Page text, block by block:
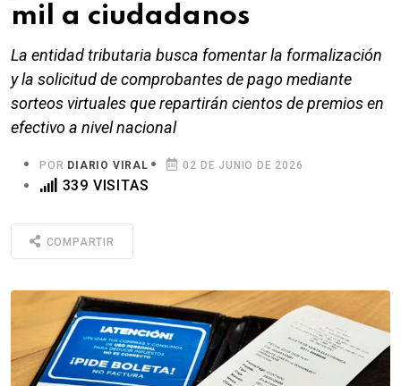
mil a ciudadanos
La entidad tributaria busca fomentar la formalización
y la solicitud de comprobantes de pago mediante
sorteos virtuales que repartirán cientos de premios en
efectivo a nivel nacional
POR DIARIO VIRAL 02 DE JUNIO DE 2026
339 VISITAS
COMPARTIR